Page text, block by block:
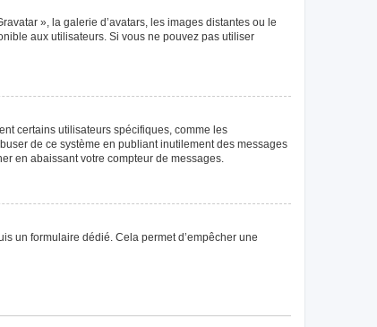
», la galerie d’avatars, les images distantes ou le
aux utilisateurs. Si vous ne pouvez pas utiliser
certains utilisateurs spécifiques, comme les
de ce système en publiant inutilement des messages
en abaissant votre compteur de messages.
un formulaire dédié. Cela permet d’empêcher une